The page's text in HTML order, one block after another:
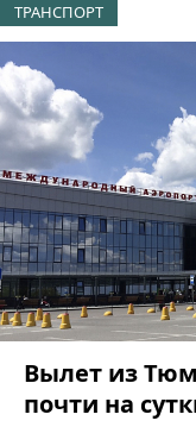
ТРАНСПОРТ
Вылет из
почти на